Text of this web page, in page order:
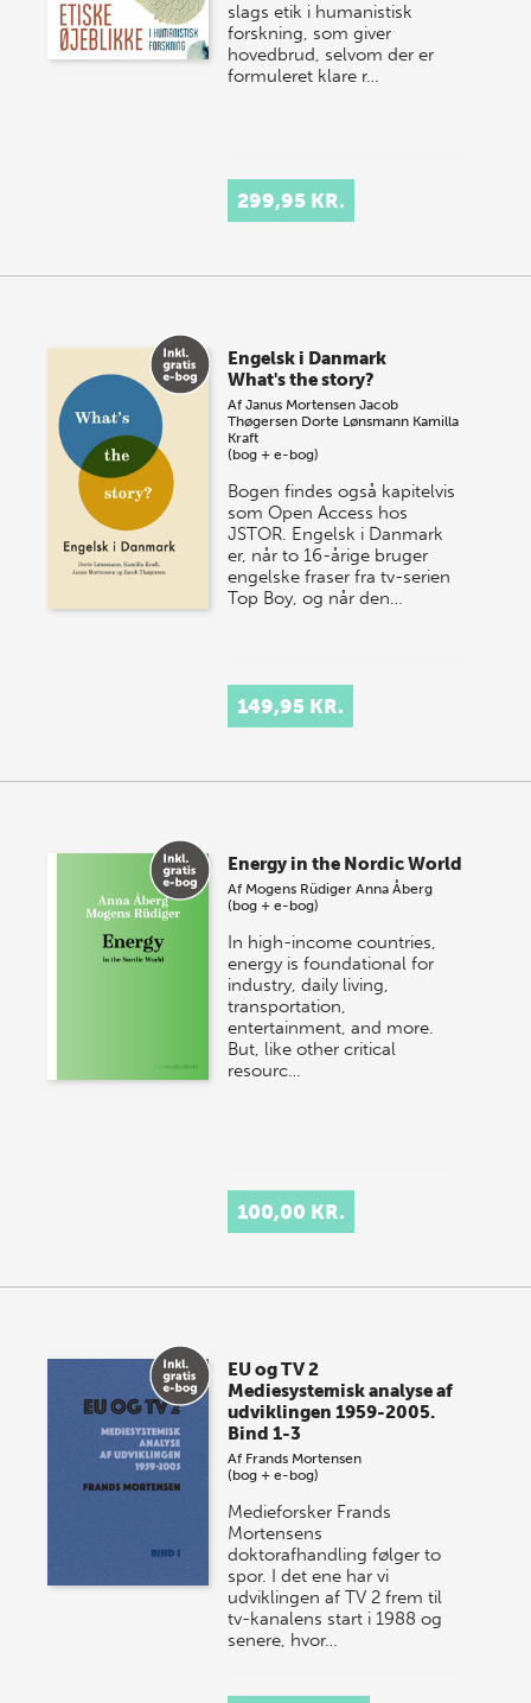
slags etik i humanistisk
forskning, som giver
hovedbrud, selvom der er
formuleret klare r…
299,95 KR.
Engelsk i Danmark
What's the story?
AfJanus Mortensen Jacob
Thøgersen Dorte Lønsmann Kamilla
Kraft
(bog + e-bog)
Bogen findes også kapitelvis
som Open Access hos
JSTOR. Engelsk i Danmark
er, når to 16-årige bruger
engelske fraser fra tv-serien
Top Boy, og når den…
149,95 KR.
Energy in the Nordic World
Af Mogens Rüdiger Anna Åberg
(bog + e-bog)
In high-income countries,
energy is foundational for
industry, daily living,
transportation,
entertainment, and more.
But, like other critical
resourc…
100,00 KR.
EU og TV 2
Mediesystemisk analyse af
udviklingen 1959-2005.
Bind 1-3
Af Frands Mortensen
(bog + e-bog)
Medieforsker Frands
Mortensens
doktorafhandling følger to
spor. I det ene har vi
udviklingen af TV 2 frem til
tv-kanalens start i 1988 og
senere, hvor…